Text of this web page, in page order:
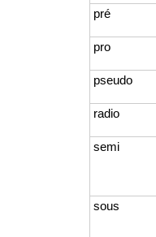
pré
pro
pseudo
radio
semi
sous